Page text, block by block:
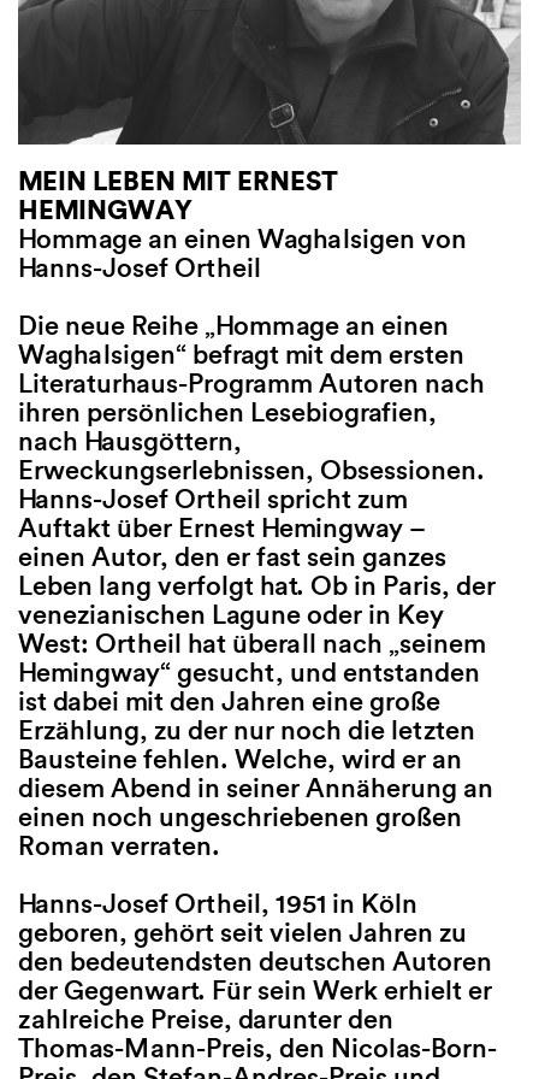
MEIN LEBEN MIT ERNEST
HEMINGWAY
Hommage an einen Waghalsigen von
Hanns-Josef Ortheil
Die neue Reihe „Hommage an einen
Waghalsigen“ befragt mit dem ersten
Literaturhaus-Programm Autoren nach
ihren persönlichen Lesebiografien,
nach Hausgöttern,
Erweckungserlebnissen, Obsessionen.
Hanns-Josef Ortheil spricht zum
Auftakt über Ernest Hemingway –
einen Autor, den er fast sein ganzes
Leben lang verfolgt hat. Ob in Paris, der
venezianischen Lagune oder in Key
West: Ortheil hat überall nach „seinem
Hemingway“ gesucht, und entstanden
ist dabei mit den Jahren eine große
Erzählung, zu der nur noch die letzten
Bausteine fehlen. Welche, wird er an
diesem Abend in seiner Annäherung an
einen noch ungeschriebenen großen
Roman verraten.
Hanns-Josef Ortheil, 1951 in Köln
geboren, gehört seit vielen Jahren zu
den bedeutendsten deutschen Autoren
der Gegenwart. Für sein Werk erhielt er
zahlreiche Preise, darunter den
Thomas-Mann-Preis, den Nicolas-Born-
NATALJA ALTHAUSER:
Freiburger Andruck,
Held
„Möglicherweise sollte ich
her denken, um den Anfang
Buchen, Fichten, Tannen
vereinzelte Eichen sind
Nachbarschaft. Der Alltag
verlassenen Hütte füllt sich
Tätigkeiten: Holz hacken,
anzünden, Suppe kochen.
zurückschauen auf ein
einmal ihr gehörte – die
Gespräche mit Markus am
Küchentisch,
für Clara, ihre blonden
Geruch. Wie konnte es
ihre Tochter und sie sich
entfremdet haben? Und
bereits verloren geglaubten
noch aufnehmen?
Poetisch und zart erzählt
Schauspielerin und
Althauser in „Dunkelholz“
von der vielleicht einzigen
bedingungslosen Liebe: der
Mutter zu ihrem Kind. Und
emotionale
stößt der
auf Hass und
diesmal zu
Donner“ (C.
alle
wird gebeten.
Grafik: © Andreas
Anmeldung:
Datum: 25.9.2025,
Ort: Literaturhaus
Eintritt frei